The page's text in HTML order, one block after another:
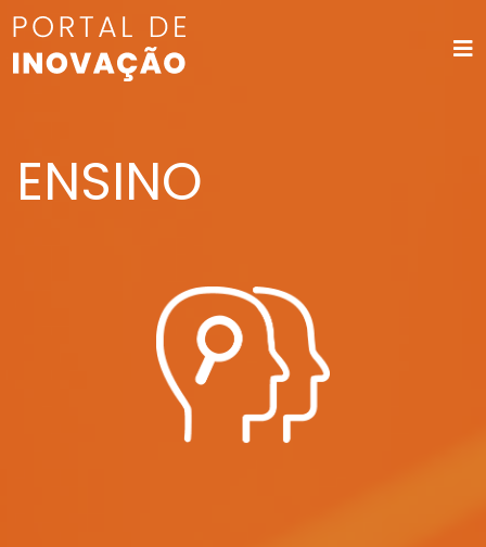
ENSINO